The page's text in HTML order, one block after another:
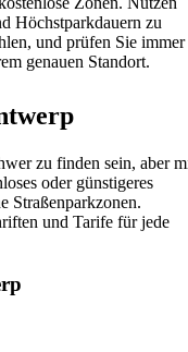
Höchstparkdauern zu
und prüfen Sie immer
genauen Standort.
zu finden sein, aber
oder günstigeres
Straßenparkzonen.
und Tarife für jede